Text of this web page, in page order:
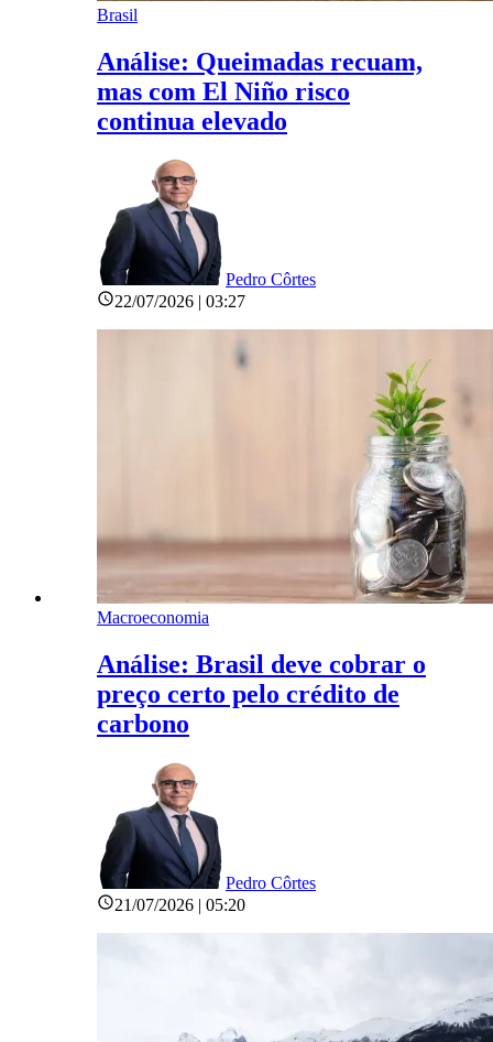
Brasil
Análise: Queimadas recuam,
mas com El Niño risco
continua elevado
Pedro Côrtes
22/07/2026 | 03:27
Macroeconomia
Análise: Brasil deve cobrar o
preço certo pelo crédito de
carbono
Pedro Côrtes
21/07/2026 | 05:20